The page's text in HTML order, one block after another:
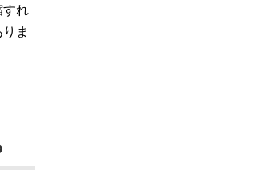
すれ
ま